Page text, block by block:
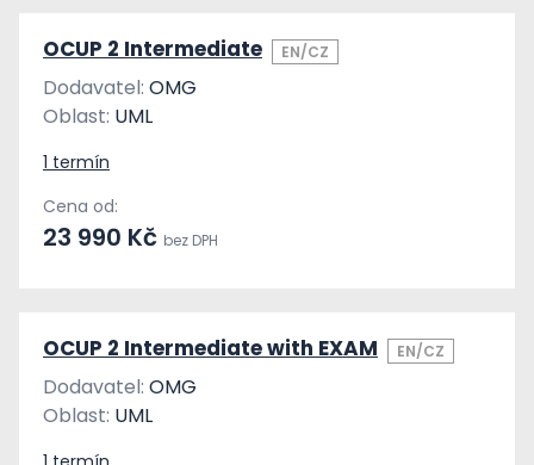
OCUP 2 Intermediate EN/CZ
Dodavatel: OMG
Oblast: UML
1 termín
Cena od:
23 990 Kč bez DPH
OCUP 2 Intermediate with EXAM EN/CZ
Dodavatel: OMG
Oblast: UML